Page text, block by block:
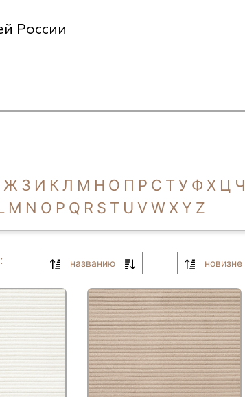
России
Ж З И К Л М Н О П Р С Т У Ф Х Ц Ч
M N O P Q R S T U V W XY Z
названию новизне